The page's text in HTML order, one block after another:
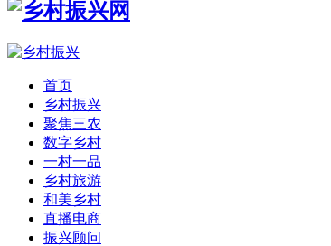
首页
乡村振兴
聚焦三农
数字乡村
一村一品
乡村旅游
和美乡村
直播电商
振兴顾问